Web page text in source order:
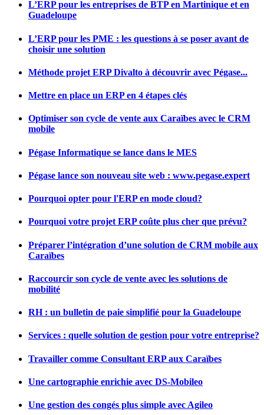
L’ERP pour les entreprises de BTP en Martinique et en
Guadeloupe
L’ERP pour les PME : les questions à se poser avant de
choisir une solution
Méthode projet ERP Divalto à découvrir avec Pégase...
Mettre en place un ERP en 4 étapes clés
Optimiser son cycle de vente aux Caraïbes avec le CRM
mobile
Pégase Informatique se lance dans le MES
Pégase lance son nouveau site web : www.pegase.expert
Pourquoi opter pour l'ERP en mode cloud?
Pourquoi votre projet ERP coûte plus cher que prévu?
Préparer l’intégration d’une solution de CRM mobile aux
Caraïbes
Raccourcir son cycle de vente avec les solutions de
mobilité
RH : un bulletin de paie simplifié pour la Guadeloupe
Services : quelle solution de gestion pour votre entreprise?
Travailler comme Consultant ERP aux Caraïbes
Une cartographie enrichie avec DS-Mobileo
Une gestion des congés plus simple avec Agileo